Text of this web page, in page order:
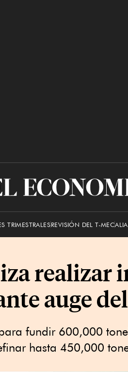
El
TRIMESTRALESREVISIÓN DEL T-MEC
realizar
auge
fundir 600,000
hasta 450,000